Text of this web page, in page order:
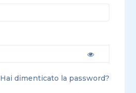
Hai dimenticato la password?